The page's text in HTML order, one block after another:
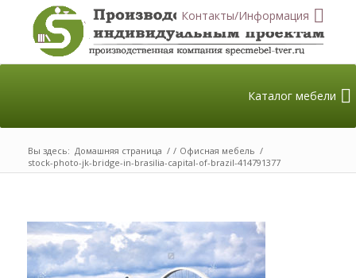
Контакты/Информация
Каталог мебели
Вы здесь: Домашняя страница / / Офисная мебель /
stock-photo-jk-bridge-in-brasilia-capital-of-brazil-414791377